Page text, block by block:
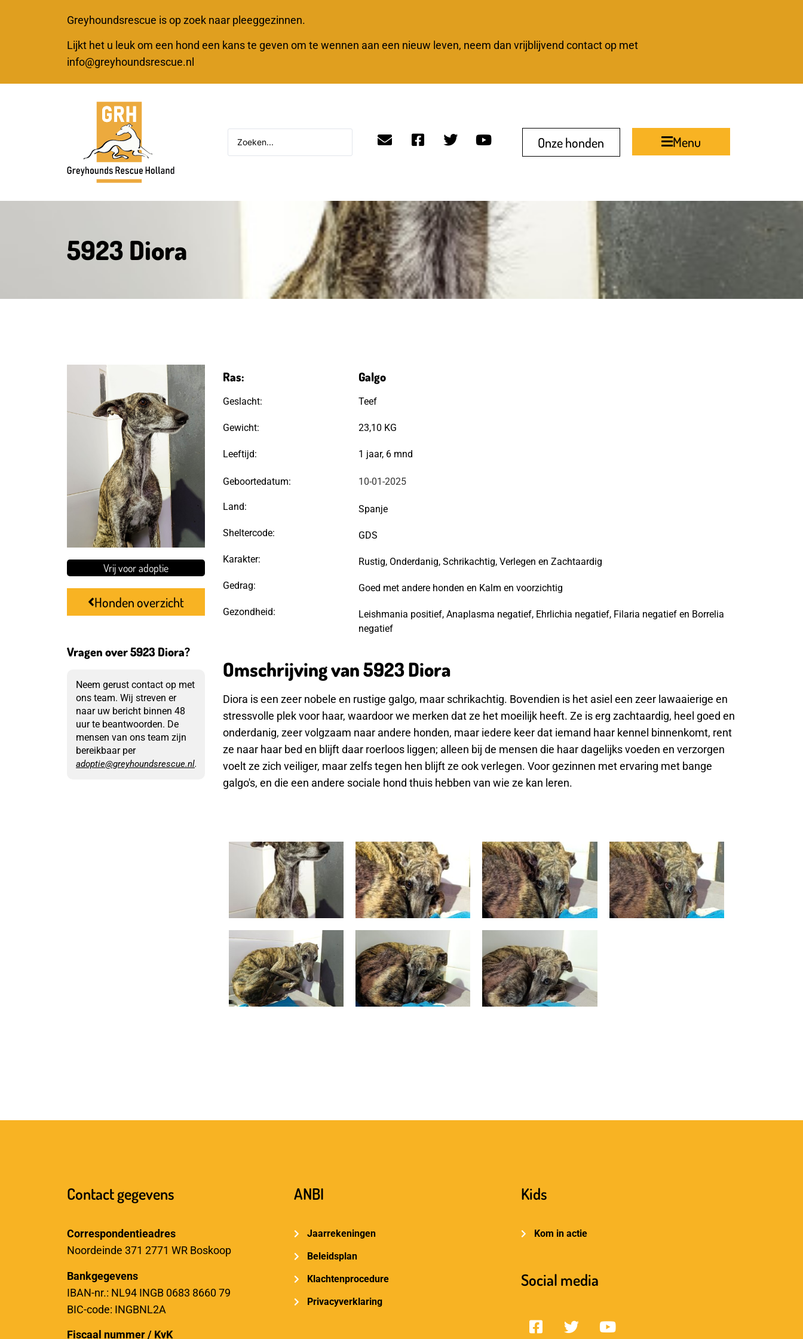
Greyhoundsrescue is op zoek naar pleeggezinnen.
Lijkt het u leuk om een hond een kans te geven om te wennen aan een nieuw leven, neem dan vrijblijvend contact op met
info@greyhoundsrescue.nl
Onze honden Menu
5923 Diora
Vrij voor adoptie
Honden overzicht
Vragen over 5923 Diora?
Neem gerust contact op met
ons team. Wij streven er
naar uw bericht binnen 48
uur te beantwoorden. De
mensen van ons team zijn
bereikbaar per
adoptie@greyhoundsrescue.nl.
Ras: Galgo
Geslacht: Teef
Gewicht: 23,10 KG
Leeftijd: 1 jaar, 6 mnd
Geboortedatum: 10-01-2025
Land: Spanje
Sheltercode: GDS
Karakter: Rustig, Onderdanig, Schrikachtig, Verlegen en Zachtaardig
Gedrag: Goed met andere honden en Kalm en voorzichtig
Gezondheid:
Leishmania positief, Anaplasma negatief, Ehrlichia negatief, Filaria negatief en Borrelia
negatief
Omschrijving van 5923 Diora
Diora is een zeer nobele en rustige galgo, maar schrikachtig. Bovendien is het asiel een zeer lawaaierige en
stressvolle plek voor haar, waardoor we merken dat ze het moeilijk heeft. Ze is erg zachtaardig, heel goed en
onderdanig, zeer volgzaam naar andere honden, maar iedere keer dat iemand haar kennel binnenkomt, rent
ze naar haar bed en blijft daar roerloos liggen; alleen bij de mensen die haar dagelijks voeden en verzorgen
voelt ze zich veiliger, maar zelfs tegen hen blijft ze ook verlegen. Voor gezinnen met ervaring met bange
galgo's, en die een andere sociale hond thuis hebben van wie ze kan leren.
Contact gegevens
Correspondentieadres
Noordeinde 371 2771 WR Boskoop
Bankgegevens
IBAN-nr.: NL94 INGB 0683 8660 79
BIC-code: INGBNL2A
Fiscaal nummer / KvK
ANBI
Jaarrekeningen
Beleidsplan
Klachtenprocedure
Privacyverklaring
Kids
Kom in actie
Social media